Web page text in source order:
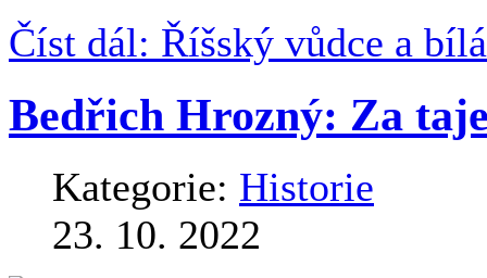
Číst dál: Říšský vůdce a
Bedřich Hrozný: Za
Kategorie: Historie
23. 10. 2022